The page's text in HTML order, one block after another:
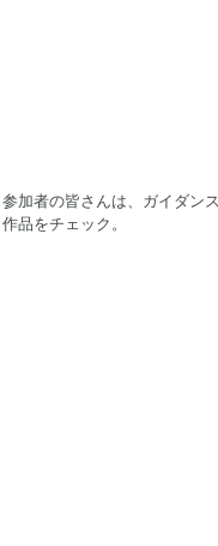
参加者の皆さんは、ガイダン
作品をチェック。